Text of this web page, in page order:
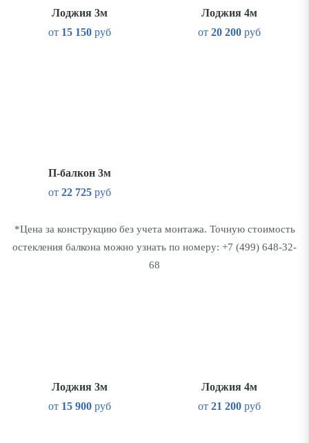
Лоджия 3м
от 15 150руб
Лоджия 4м
от20 200 руб
П-балкон 3м
от 22 725руб
*Цена за конструкцию без учета монтажа. Точную стоимость
остекления балкона можно узнать по номеру: +7 (499) 648-32-
68
Лоджия 3м
от 15 900руб
Лоджия 4м
от21 200 руб